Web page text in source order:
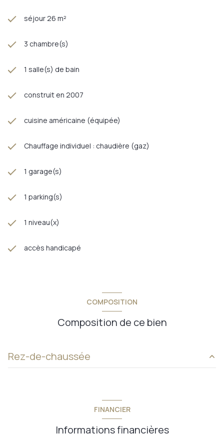
séjour 26 m²
3 chambre(s)
1 salle(s) de bain
construit en 2007
cuisine américaine (équipée)
Chauffage individuel : chaudière (gaz)
1 garage(s)
1 parking(s)
1 niveau(x)
accès handicapé
COMPOSITION
Composition de ce bien
Rez-de-chaussée
FINANCIER
Informations financières